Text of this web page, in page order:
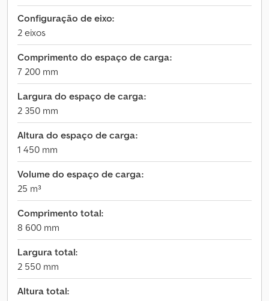
Configuração de eixo:
2 eixos
Comprimento do espaço de carga:
7 200 mm
Largura do espaço de carga:
2 350 mm
Altura do espaço de carga:
1 450 mm
Volume do espaço de carga:
25 m³
Comprimento total:
8 600 mm
Largura total:
2 550 mm
Altura total: